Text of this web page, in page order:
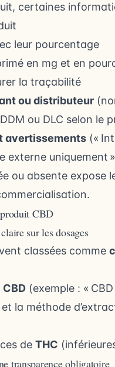
certaines
leur pourcentage
en mg et en
la traçabilité
ou distributeur
ou DLC selon le
avertissements («
externe uniquement
ou absente expose
CBD
sur les dosages
classées comme
CBD (exemple : «
la méthode
de THC
transparence obligatoire